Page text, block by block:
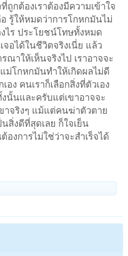
ถูกต้องเราต้องมีความเข้าใจ
รู้ให้หมดว่าการโกหกมันไม่
งไร ประโยชน์โทษทั้งหมด
จอได้ในชีวิตจริงเนี่ย แล้ว
ณาให้เห็นจริงไป เราอาจจะ
ม่โกหกมันทำให้เกิดผลไม่ดี
อง คนเราก็เลือกสิ่งที่ตัวเอง
นั้นและครับแต่เขาอาจจะ
าจริงๆ แม้แต่คนฆ่าตัวตาย
สิ่งดีที่สุดเลย ก็ใจเย็น
งการไม่ใช่ว่าจะสำเร็จได้